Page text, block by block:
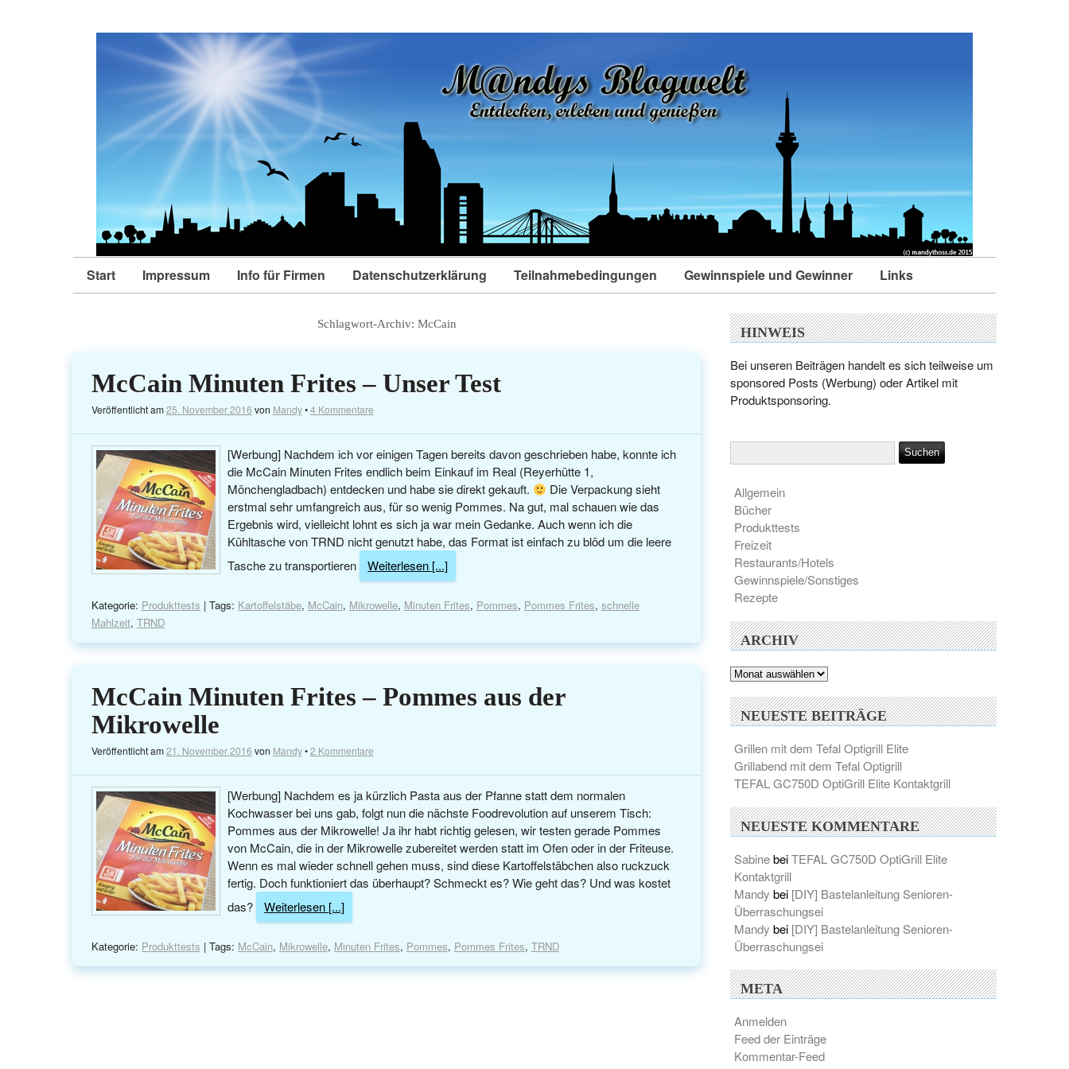
Start Impressum Info für Firmen Datenschutzerklärung Teilnahmebedingungen Gewinnspiele und Gewinner Links
Schlagwort-Archiv: McCain
McCain Minuten Frites – Unser Test
Veröffentlicht am25. November 2016 von Mandy•4 Kommentare
[Werbung] Nachdem ich vor einigen Tagen bereits davon geschrieben habe, konnte ich
die McCain Minuten Frites endlich beim Einkauf im Real (Reyerhütte 1,
Mönchengladbach) entdecken und habe sie direkt gekauft.
Die Verpackung sieht
erstmal sehr umfangreich aus, für so wenig Pommes. Na gut, mal schauen wie das
Ergebnis wird, vielleicht lohnt es sich ja war mein Gedanke. Auch wenn ich die
Kühltasche von TRND nicht genutzt habe, das Format ist einfach zu blöd um die leere
Tasche zu transportieren
Weiterlesen [...]
Kategorie: Produkttests | Tags: Kartoffelstäbe, McCain, Mikrowelle, Minuten Frites, Pommes, Pommes Frites, schnelle
Mahlzeit, TRND
McCain Minuten Frites – Pommes aus der
Mikrowelle
Veröffentlicht am21. November 2016 von Mandy•2 Kommentare
[Werbung] Nachdem es ja kürzlich Pasta aus der Pfanne statt dem normalen
Kochwasser bei uns gab, folgt nun die nächste Foodrevolution auf unserem Tisch:
Pommes aus der Mikrowelle! Ja ihr habt richtig gelesen, wir testen gerade Pommes
von McCain, die in der Mikrowelle zubereitet werden statt im Ofen oder in der Friteuse.
Wenn es mal wieder schnell gehen muss, sind diese Kartoffelstäbchen also ruckzuck
fertig. Doch funktioniert das überhaupt? Schmeckt es? Wie geht das? Und was kostet
das?
Weiterlesen [...]
Kategorie: Produkttests | Tags: McCain, Mikrowelle, Minuten Frites, Pommes, Pommes Frites, TRND
HINWEIS
Bei unseren Beiträgen handelt es sich teilweise um
sponsored Posts (Werbung) oder Artikel mit
Produktsponsoring.
Allgemein
Bücher
Produkttests
Freizeit
Restaurants/Hotels
Gewinnspiele/Sonstiges
Rezepte
ARCHIV
Archiv
NEUESTE BEITRÄGE
Grillen mit dem Tefal Optigrill Elite
Grillabend mit dem Tefal Optigrill
TEFAL GC750D OptiGrill Elite Kontaktgrill
NEUESTE KOMMENTARE
SabinebeiTEFAL GC750D OptiGrill Elite
Kontaktgrill
Mandy bei [DIY] Bastelanleitung Senioren-
Überraschungsei
Mandy bei [DIY] Bastelanleitung Senioren-
Überraschungsei
META
Anmelden
Feed der Einträge
Kommentar-Feed